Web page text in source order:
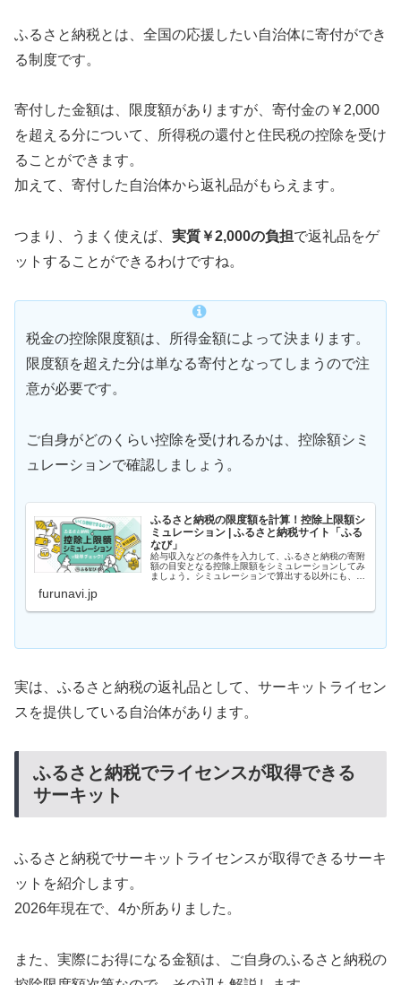
ふるさと納税とは、全国の応援したい自治体に寄付ができ
る制度です。
寄付した金額は、限度額がありますが、寄付金の￥2,000
を超える分について、所得税の還付と住民税の控除を受け
ることができます。
加えて、寄付した自治体から返礼品がもらえます。
つまり、うまく使えば、 実質￥2,000の負担で返礼品をゲ
ットすることができるわけですね。
税金の控除限度額は、所得金額によって決まります。
限度額を超えた分は単なる寄付となってしまうので注
意が必要です。
ご自身がどのくらい控除を受けれるかは、控除額シミ
ュレーションで確認しましょう。
ふるさと納税の限度額を計算！控除上限額シ
ミュレーション | ふるさと納税サイト「ふる
なび」
給与収入などの条件を入力して、ふるさと納税の寄附
額の目安となる控除上限額をシミュレーションしてみ
ましょう。シミュレーションで算出する以外にも、一
furunavi.jp
実は、ふるさと納税の返礼品として、サーキットライセン
スを提供している自治体があります。
ふるさと納税でライセンスが取得できる
サーキット
ふるさと納税でサーキットライセンスが取得できるサーキ
ットを紹介します。
2026年現在で、4か所ありました。
また、実際にお得になる金額は、ご自身のふるさと納税の